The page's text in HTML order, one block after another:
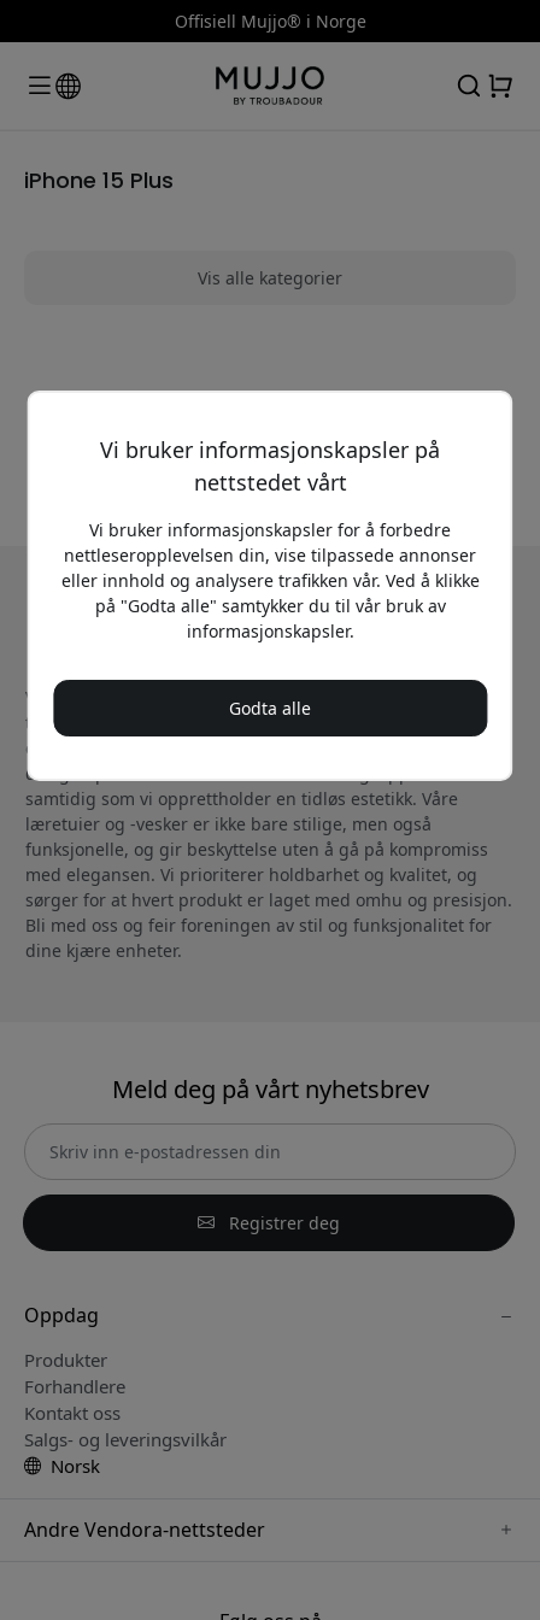
Offisiell Mujjo® i Norge
iPhone 15 Plus
Vis alle kategorier
med søket ditt
Om Mujjo
Velkommen til Mujjo, hvor vi kombinerer håndverk med
teknologi for å skape førsteklasses tilbehør til Apple-
enheter. Vi ble grunnlagt i 2011, og vår lidenskap er å
designe produkter som forbedrer hverdagsopplevelsene
samtidig som vi opprettholder en tidløs estetikk. Våre
læretuier og -vesker er ikke bare stilige, men også
funksjonelle, og gir beskyttelse uten å gå på kompromiss
med elegansen. Vi prioriterer holdbarhet og kvalitet, og
sørger for at hvert produkt er laget med omhu og presisjon.
Bli med oss og feir foreningen av stil og funksjonalitet for
dine kjære enheter.
Meld deg på vårt nyhetsbrev
Registrer deg
Oppdag
Produkter
Forhandlere
Kontakt oss
Salgs- og leveringsvilkår
Norsk
Andre Vendora-nettsteder
Vi bruker informasjonskapsler på
nettstedet vårt
Vi bruker informasjonskapsler for å forbedre
nettleseropplevelsen din, vise tilpassede annonser
eller innhold og analysere trafikken vår. Ved å klikke
på "Godta alle" samtykker du til vår bruk av
informasjonskapsler.
Godta alle